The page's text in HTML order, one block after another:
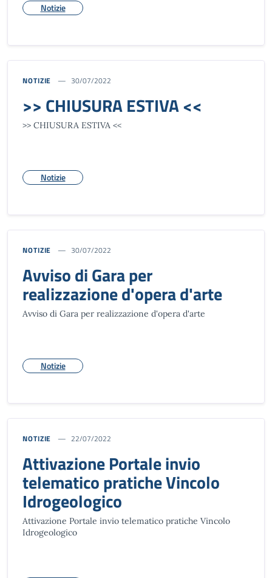
Notizie
NOTIZIE 30/07/2022
>> CHIUSURA ESTIVA <<
>> CHIUSURA ESTIVA <<
Notizie
NOTIZIE 30/07/2022
Avviso di Gara per
realizzazione d'opera d'arte
Avviso di Gara per realizzazione d'opera d'arte
Notizie
NOTIZIE 22/07/2022
Attivazione Portale invio
telematico pratiche Vincolo
Idrogeologico
Attivazione Portale invio telematico pratiche Vincolo
Idrogeologico